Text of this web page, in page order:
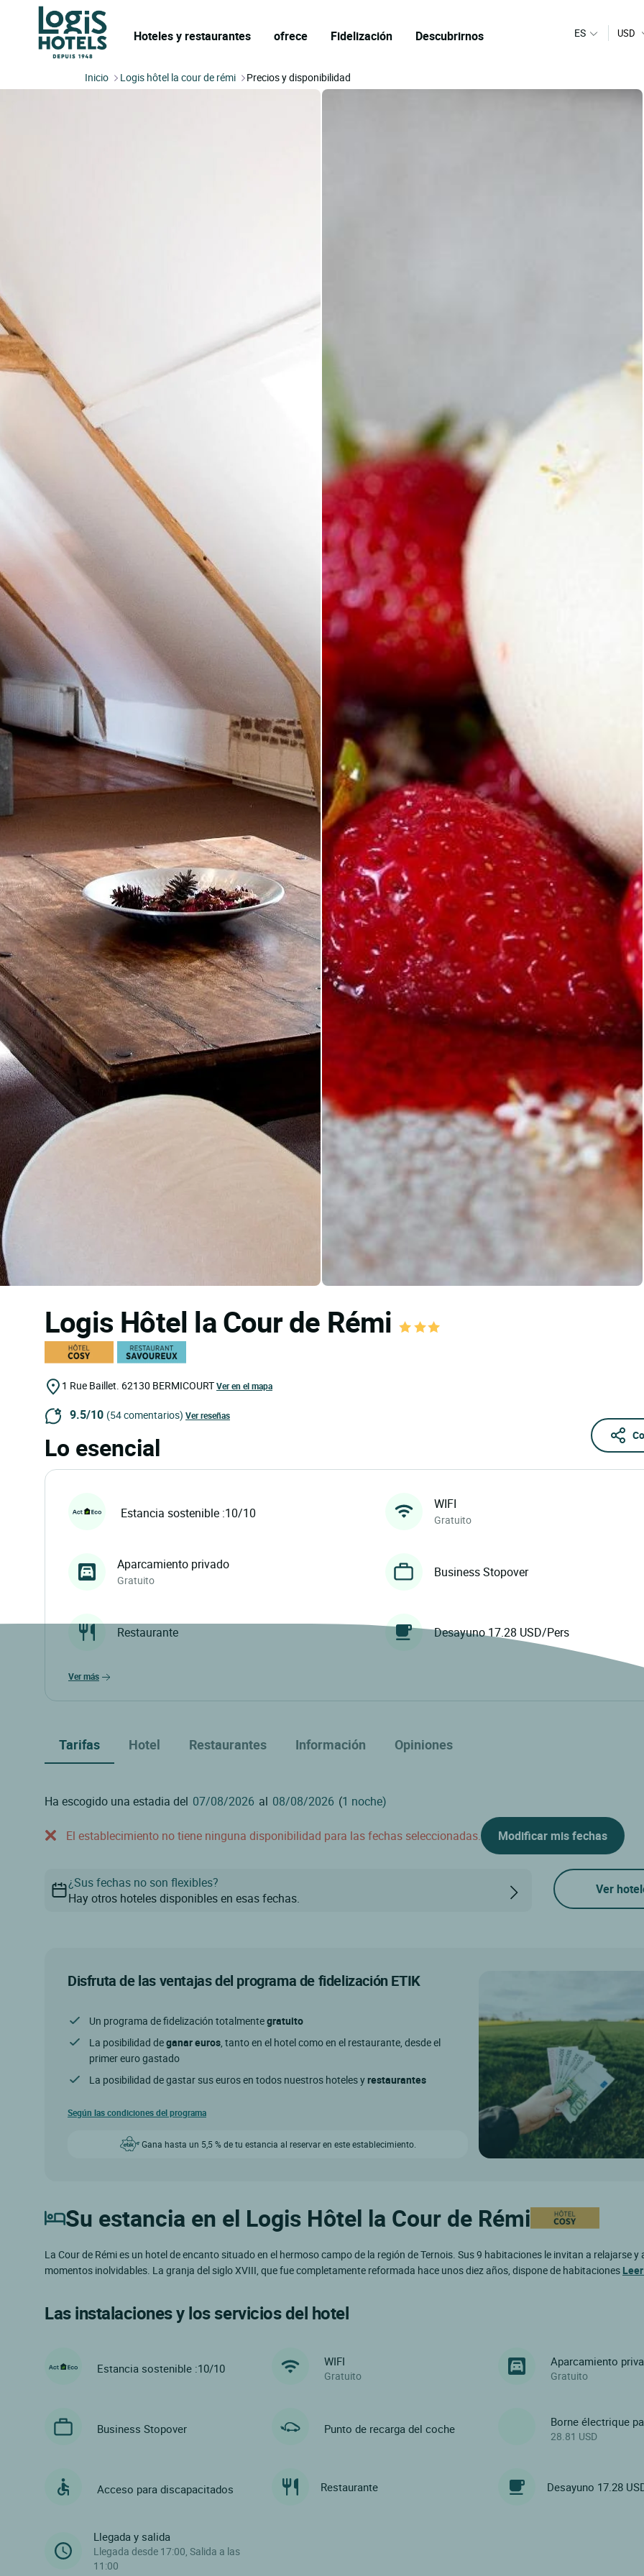
Hoteles y restaurantes ofrece Fidelización Descubrirnos ES USD
Inicio Logis hôtel la cour de rémi Precios y disponibilidad
Logis Hôtel la Cour de Rémi
1 Rue Baillet. 62130 BERMICOURTVer en el mapa
9.5/10 (54 comentarios) Ver reseñas
Lo esencial
Estancia sostenible :10/10
WIFI
Gratuito
Aparcamiento privado
Gratuito
Business Stopover
Restaurante Desayuno 17.28 USD/Pers
ver más
Tarifas Hotel Restaurantes Información Opiniones
Ha escogido una estadia del al (1 noche)
El establecimiento no tiene ninguna disponibilidad para las fechas seleccionadas. Modificar mis fechas
¿Sus fechas no son flexibles?
Hay otros hoteles disponibles en esas fechas.
Ver
Disfruta de las ventajas del programa de fidelización ETIK
Un programa de fidelización totalmentegratuito
La posibilidad deganar euros , tanto en el hotel como en el restaurante, desde el
primer euro gastado
La posibilidad de gastar sus euros en todos nuestros hoteles yrestaurantes
Según las condiciones del programa
Gana hasta un 5,5 % de tu estancia al reservar en este establecimiento.
Su estancia en el Logis Hôtel la Cour de Rémi
La Cour de Rémi es un hotel de encanto situado en el hermoso campo de la región de Ternois. Sus 9 habitaciones le invitan a relajarse y
momentos inolvidables. La granja del siglo XVIII, que fue completamente reformada hace unos diez años, dispone de habitaciones
Las instalaciones y los servicios del hotel
Estancia sostenible :10/10 WIFI
Gratuito
Aparcamiento
Gratuito
Business Stopover Punto de recarga del coche Borne électrique
28.81 USD
Acceso para discapacitados Restaurante Desayuno 17.28
Llegada y salida
Llegada desde 17:00, Salida a las
11:00